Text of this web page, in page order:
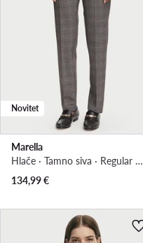
Novitet
Marella
Hlače · Tamno siva · Regular Fit
134,99€